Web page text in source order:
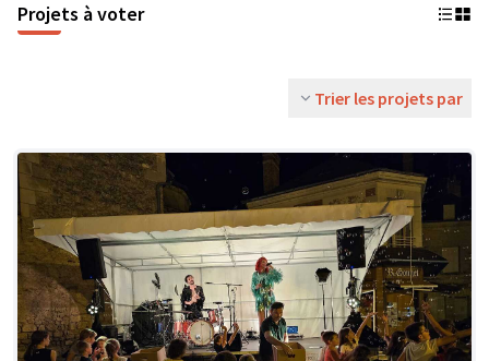
Projets à voter
Trier les projets par